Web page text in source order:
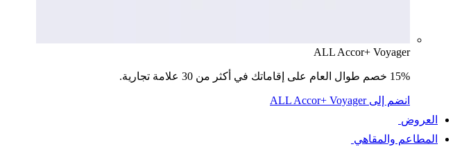
ALL Accor+ Voyager
15% خصم طوال العام على إقاماتك في أكثر من 30 علامة تجارية.
انضم إلى ALL Accor+ Voyager
العروض
المطاعم والمقاهي